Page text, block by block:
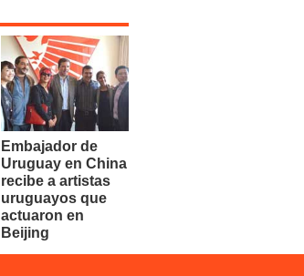
Embajador de
Uruguay en China
recibe a artistas
uruguayos que
actuaron en
Beijing